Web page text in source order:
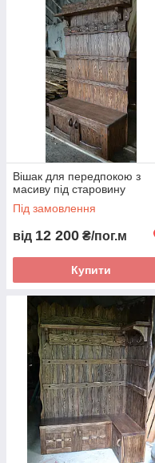
Вішак для передпокою з
масиву під старовину
Під замовлення
від 12 200 ₴/пог.м
Купити